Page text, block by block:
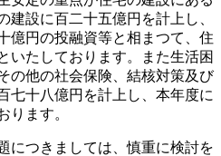
建設に百二十五億円を計上し、
億円の投融資等と相まつて、住
いたしております。また生活困
の他の社会保険、結核対策及び
七十八億円を計上し、本年度に
ります。
につきましては、慎重に検討を